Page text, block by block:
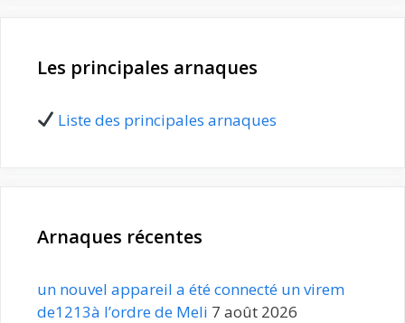
Les principales arnaques
Liste des principales arnaques
Arnaques récentes
un nouvel appareil a été connecté un virem
de1213à l’ordre de Meli 7 août 2026